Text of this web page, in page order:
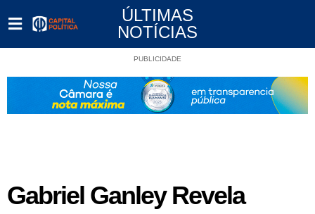
ÚLTIMAS
NOTÍCIAS
PUBLICIDADE
Gabriel Ganley Revela